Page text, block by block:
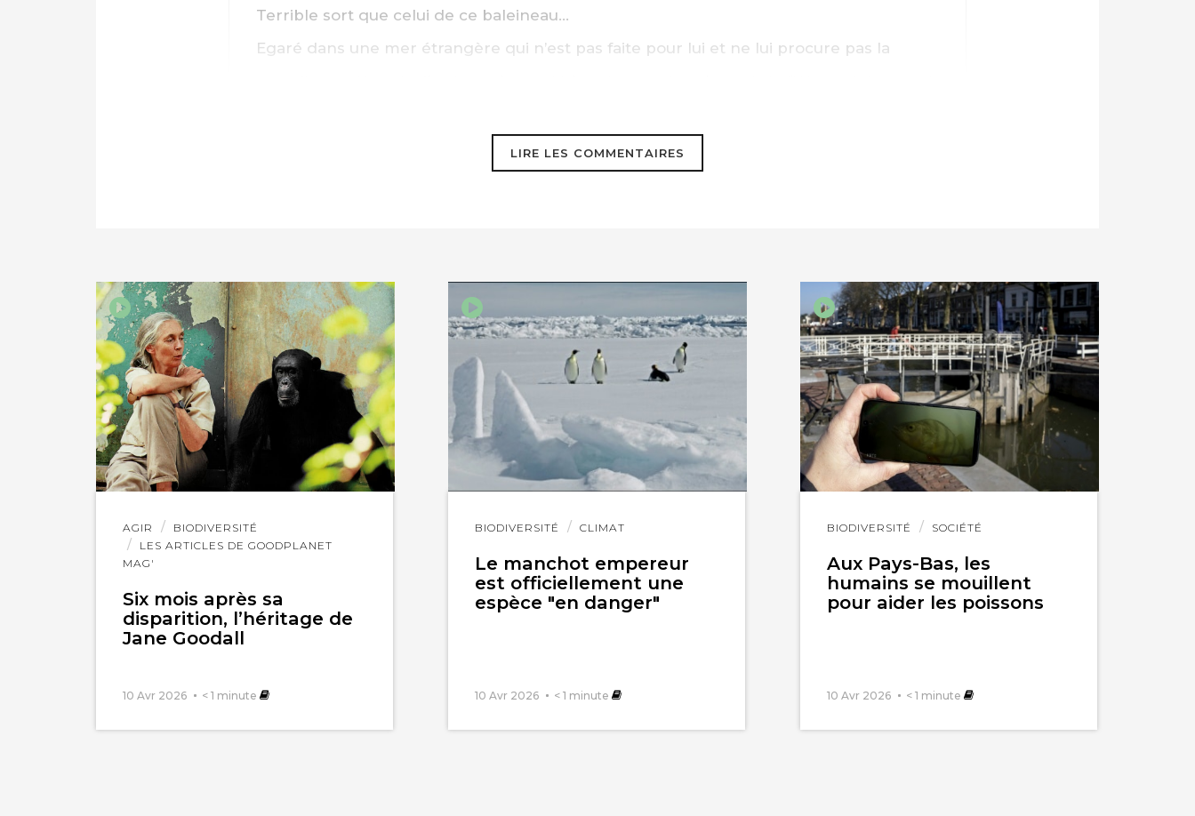
IMPRIMERTerrible sort que celui de ce baleineau…
Egaré dans une mer étrangère qui n’est pas faite pour lui et ne lui procure pas la
s’est miraculeusement sorti seul…LIRE LES COMMENTAIRES
AGIR
BIODIVERSITÉ
LES ARTICLES DE GOODPLANET
MAG'
Six mois après sa
disparition, l’héritage de
Jane Goodall
10 Avr 2026 < 1 minute
Lire
l'article
BIODIVERSITÉ CLIMAT
Le manchot empereur
est officiellement une
espèce "en danger"
10 Avr 2026 < 1 minute
Lire
BIODIVERSITÉ SOCIÉTÉ
Aux Pays-Bas, les
humains se mouillent
pour aider les poissons
10 Avr 2026 < 1 minute
Lire